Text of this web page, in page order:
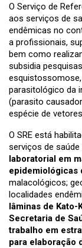
O Serviço de
aos serviços de
endêmicas no
a profissionais,
bem como
subsidia
parasitológico da
(parasito
espécie de
O SRE está
serviços de
laboratorial em
epidemiológicas
malacológicos;
localidades
lâminas de
Secretaria de
trabalho em
para elaboração